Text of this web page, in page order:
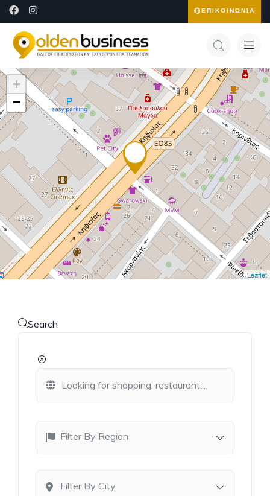
ΕΠΙΚΟΙΝΩΝΙΑ
+
−
Leaflet
Search
Filter By Region
Filter By City